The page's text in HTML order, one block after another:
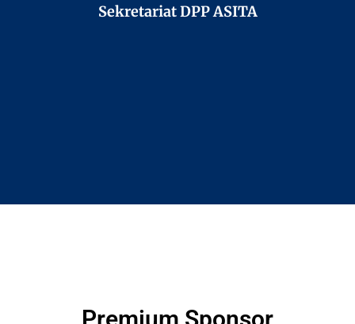
Sekretariat DPP ASITA